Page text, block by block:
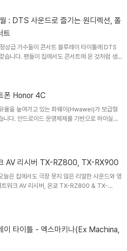
:X로 다시 태어난 이매진 드래곤스의 명곡들
넘나들며 세련된 록 ..
: DTS 사운드로 즐기는 원디렉션, 폴
트
상급 가수들이 콘서트 블루레이 타이틀에 DTS
습니다. 팬들이 집에서도 콘서트에 온 것처럼 생
오늘 소개해드릴 세계적인 팝스타들도 이와 같은
렉션(One Direction)One Direction: Where
렉션이..
폰 Honor 4C
율을 높여가고 있는 화웨이(Hwawei)가 보급형
다. 안드로이드 운영체제를 기반으로 하이실리
타코어 프로세서와 듀얼심, 그리고 DTS 스튜
로 8개의 ARM Cortex-A53 와 ARM Mali-
비트 ..
AV 리시버 TX-RZ800, TX-RX900
은 집에서도 극장 못지 않은 리얼한 사운드와 영
트워크 AV 리시버, 온쿄 TX-RZ800 & TX-
시네마 활동을 즐길 수 있도록 제작된 이 AV 리
쿄의 최신 네트워크 AV 리시버 TX-RZ800 과
원하여 영화 감상 뿐만 ..
이 타이틀 - 엑스마키나(Ex Machina,